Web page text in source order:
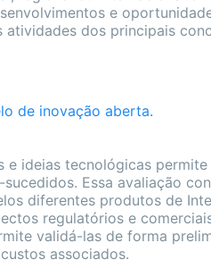
e
atividades dos principais
de inovação aberta.
ideias tecnológicas
Essa avaliação
diferentes produtos de
regulatórios e
validá-las de forma
associados.